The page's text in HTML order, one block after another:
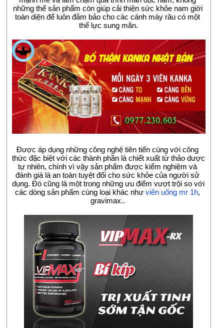
những thế sản phẩm còn giúp cải thiện sức khỏe nam giới
toàn diện để luôn đảm bảo cho các cánh mày râu có một
thể lực sung mãn.
Được áp dụng những công nghệ tiên tiến cùng với công
thức đặc biệt với các thành phần là chiết xuất từ thảo dược
tự nhiên, chính vì vậy sản phẩm được kiểm nghiệm và
đánh giá là an toàn tuyệt đối cho sức khỏe của người sử
dụng. Đó cũng là một trong những ưu điểm vượt trội so với
các dòng sản phẩm cùng loại khác như viên uống mr 1h,
gravimax..